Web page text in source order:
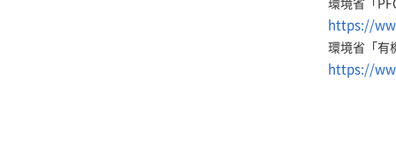
環境省「
https://
環境省「有
https://